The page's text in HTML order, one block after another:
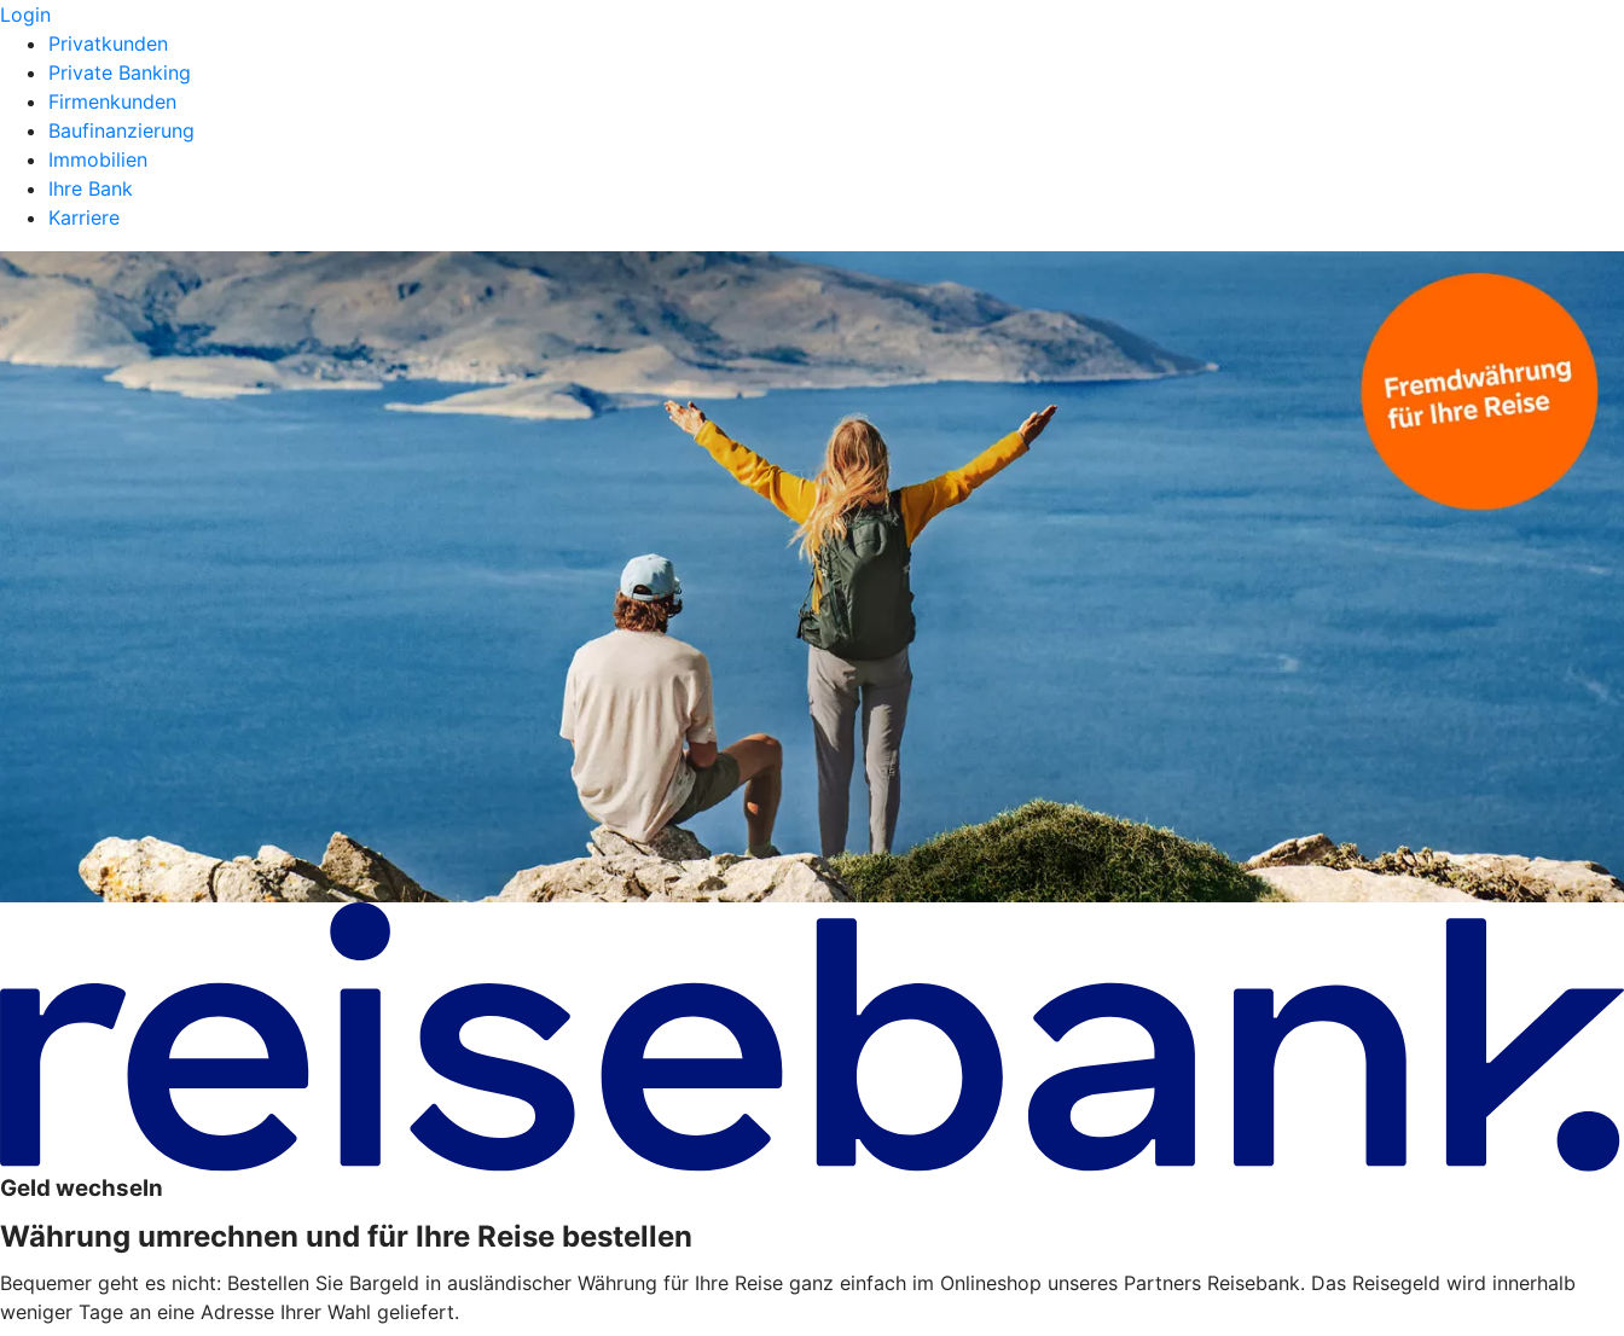
Login
Privatkunden
Private Banking
Firmenkunden
Baufinanzierung
Immobilien
Ihre Bank
Karriere
Geld wechseln
Währung umrechnen und für Ihre Reise bestellen
Bequemer geht es nicht: Bestellen Sie Bargeld in ausländischer Währung für Ihre Reise ganz einfach im Onlineshop unseres Partners Reisebank. Das Reisegeld wird innerhalb
weniger Tage an eine Adresse Ihrer Wahl geliefert.